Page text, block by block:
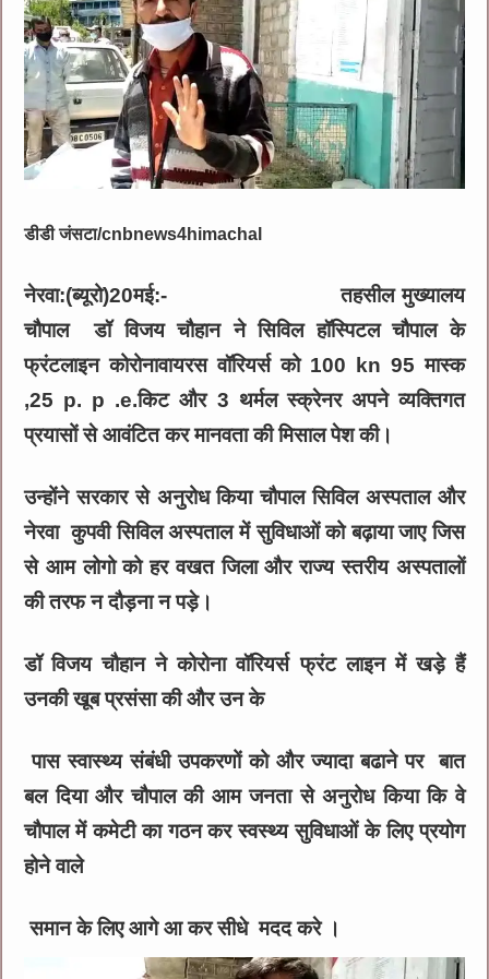
डीडी जंसटा/cnbnews4himachal
नेरवा:(ब्यूरो)20मई:- तहसील मुख्यालय
चौपाल डॉ विजय चौहान ने सिविल हॉस्पिटल चौपाल के
फ्रंटलाइन कोरोनावायरस वॉरियर्स को 100 kn 95 मास्क
,25 p. p .e.किट और 3 थर्मल स्क्रेनर अपने व्यक्तिगत
प्रयासों से आवंटित कर मानवता की मिसाल पेश की।
उन्होंने सरकार से अनुरोध किया चौपाल सिविल अस्पताल और
नेरवा कुपवी सिविल अस्पताल में सुविधाओं को बढ़ाया जाए जिस
से आम लोगो को हर वखत जिला और राज्य स्तरीय अस्पतालों
की तरफ न दौड़ना न पड़े।
डॉ विजय चौहान ने कोरोना वॉरियर्स फ्रंट लाइन में खड़े हैं
उनकी खूब प्रसंसा की और उन के
पास स्वास्थ्य संबंधी उपकरणों को और ज्यादा बढाने पर बात
बल दिया और चौपाल की आम जनता से अनुरोध किया कि वे
चौपाल में कमेटी का गठन कर स्वस्थ्य सुविधाओं के लिए प्रयोग
होने वाले
समान के लिए आगे आ कर सीधे मदद करे ।